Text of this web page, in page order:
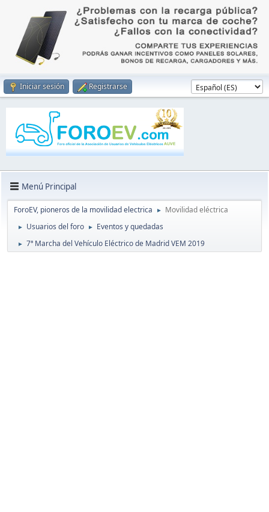
Iniciar sesión Registrarse
Menú Principal
ForoEV, pioneros de la movilidad electrica ► Movilidad eléctrica
► Usuarios del foro ► Eventos y quedadas
► 7ª Marcha del Vehículo Eléctrico de Madrid VEM 2019